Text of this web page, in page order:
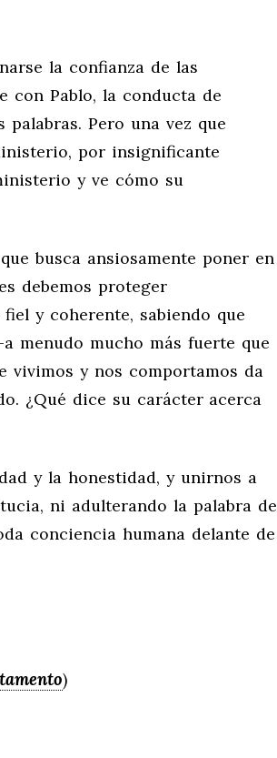
la confianza de las
con Pablo, la conducta de
Pero una vez que
por insignificante
y ve cómo su
busca ansiosamente poner en
debemos proteger
y coherente, sabiendo que
menudo mucho más fuerte que
vivimos y nos comportamos da
¿Qué dice su carácter acerca
y la honestidad, y unirnos a
ni adulterando la palabra de
conciencia humana delante de
)